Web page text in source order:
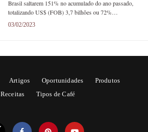
Brasil saltarem 151% no acumulado do ano passado,
totalizando US$ (FOB) 3,7 bilhões ou 72%…
03/02/2023
Artigos Oportunidades
Produtos
Receitas
Tipos de Café